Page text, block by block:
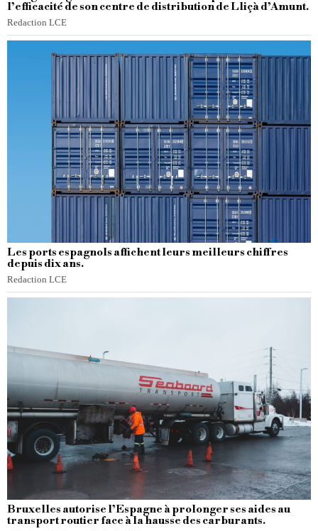
l’efficacité de son centre de distribution de Lliçà d’Amunt.
Redaction LCE
Les ports espagnols affichent leurs meilleurs chiffres
depuis dix ans.
Redaction LCE
Bruxelles autorise l’Espagne à prolonger ses aides au
transport routier face à la hausse des carburants.